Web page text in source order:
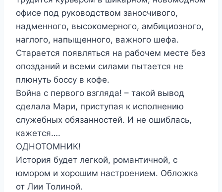
офисе под руководством заносчивого,
надменного, высокомерного, амбициозного,
наглого, напыщенного, важного шефа.
Старается появляться на рабочем месте без
опозданий и всеми силами пытается не
плюнуть боссу в кофе.
Война с первого взгляда! – такой вывод
сделала Мари, приступая к исполнению
служебных обязанностей. И не ошиблась,
кажется….
ОДНОТОМНИК!
История будет легкой, романтичной, с
юмором и хорошим настроением. Обложка
от Лии Толиной.